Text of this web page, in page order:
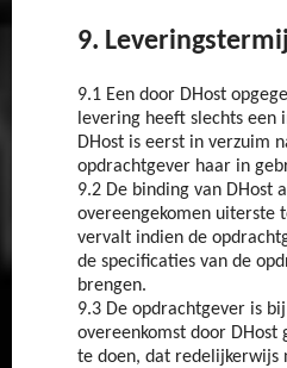
9.
9.1 Een door DHost
levering heeft slechts een
DHost is eerst in verzuim
opdrachtgever haar in
9.2 De binding van DHost
overeengekomen uiterste
vervalt indien de
de specificaties van de
brengen.
9.3 De opdrachtgever is
overeenkomst door DHost
te doen, dat redelijkerwijs